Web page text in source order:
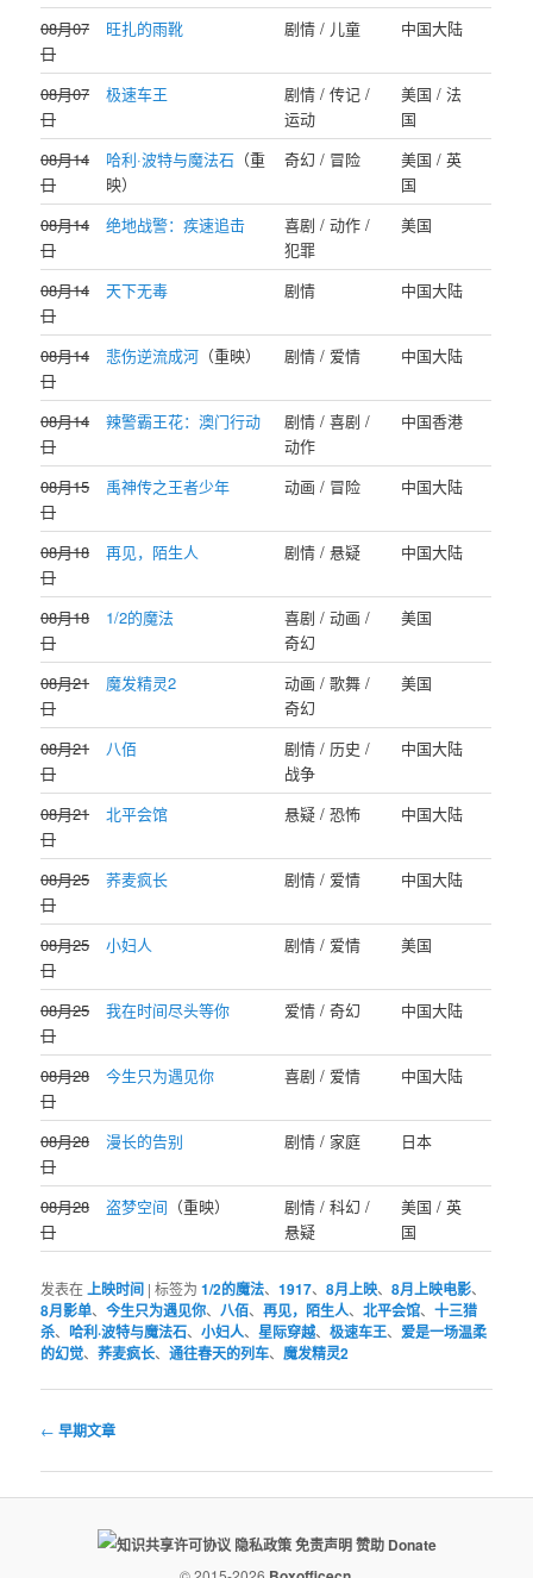
08月07
日
旺扎的雨靴 剧情 / 儿童 中国大陆
08月07
日
极速车王
剧情 / 传记 /
运动
美国 / 法
国
08月14
日
哈利·波特与魔法石 （重
映）
奇幻 / 冒险
美国 / 英
国
08月14
日
绝地战警：疾速追击
喜剧 / 动作 /
犯罪
美国
08月14
日
天下无毒 剧情 中国大陆
08月14
日
悲伤逆流成河 （重映） 剧情 / 爱情 中国大陆
08月14
日
辣警霸王花：澳门行动
剧情 / 喜剧 /
动作
中国香港
08月15
日
禹神传之王者少年 动画 / 冒险 中国大陆
08月18
日
再见，陌生人 剧情 / 悬疑 中国大陆
08月18
日
1/2的魔法
喜剧 / 动画 /
奇幻
美国
08月21
日
魔发精灵2
动画 / 歌舞 /
奇幻
美国
08月21
日
八佰
剧情 / 历史 /
战争
中国大陆
08月21
日
北平会馆 悬疑 / 恐怖 中国大陆
08月25
日
荞麦疯长 剧情 / 爱情 中国大陆
08月25
日
小妇人 剧情 / 爱情 美国
08月25
日
我在时间尽头等你 爱情 / 奇幻 中国大陆
08月28
日
今生只为遇见你 喜剧 / 爱情 中国大陆
08月28
日
漫长的告别 剧情 / 家庭 日本
08月28
日
盗梦空间 （重映）
剧情 / 科幻 /
悬疑
美国 / 英
国
发表在上映时间 |标签为 1/2的魔法、1917、8月上映、8月上映电影、
8月影单、今生只为遇见你、八佰、再见，陌生人、北平会馆、十三猎
杀、哈利·波特与魔法石、小妇人、星际穿越、极速车王、 爱是一场温柔
的幻觉、荞麦疯长、通往春天的列车、魔发精灵2
文
导
航
← 早期文章
隐私政策免责声明赞助 Donate